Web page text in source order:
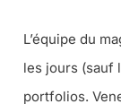
L’équipe du
les jours (sauf
portfolios.